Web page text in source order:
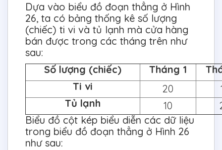
Dựa vào biểu đồ đoạn thẳng ở Hình
26, ta có bảng thống kê số lượng
(chiếc) ti vi và tủ lạnh mà cửa hàng
bán được trong các tháng trên như
sau:
Số lượng (chiếc)
Tháng 1
Ti vi
20
Tủ lạnh
10
Biểu đồ cột kép biểu diễn các dữ liệu
trong biểu đồ đoạn thẳng ở Hình 26
như sau: